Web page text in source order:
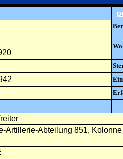
Artillerie-Abteilung 851, Kolonne